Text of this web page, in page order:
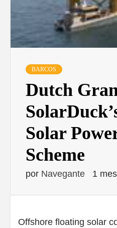
BARCOS
Dutch
Solar
Scheme
por Navegante 1
Offshore floating solar